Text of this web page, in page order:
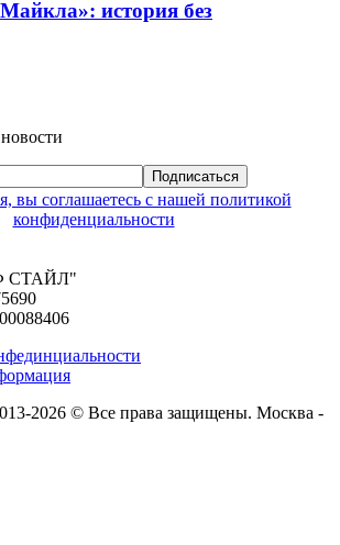
история без
вы соглашаетесь с нашей политикой
конфиденциальности
СТАЙЛ"
2026 © Все права защищены. Москва -